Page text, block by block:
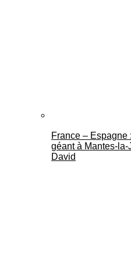
France – Espagne
géant à Mantes-la-
David